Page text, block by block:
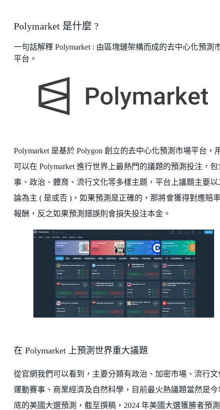
Polymarket 是什麼 ?
一句話解釋 Polymarket : 由區塊鏈架構而成的去中心化預測
平台。
Polymarket 是基於 Polygon 創立的去中心化預測市場平台，
可以在 Polymarket 進行世界上最熱門的議題的預測投注，包
事、政治、體育、流行文化等多樣主題，平台上議題主要以
論為主 ( 是或否 )，如果預測是正確的，那將會獲得對應賠
報酬，反之如果預測錯誤則會損失投注本金。
在 Polymarket 上預測世界重大議題
從官網我們可以看到，主要分類有政治、加密市場、流行文
運動賽事、商業經濟及自然科學，目前最火熱議題當然是今
底的美國大選預測，截至撰稿，2024 年美國大選獲勝者預